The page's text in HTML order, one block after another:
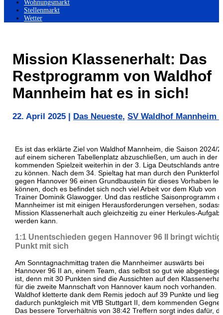
Wohnungsmarkt
Stellenmarkt
Wetter
Mission Klassenerhalt: Das
Restprogramm von Waldhof
Mannheim hat es in sich!
22. April 2025 Das Neueste, SV Waldhof Mannheim
Es ist das erklärte Ziel von Waldhof Mannheim, die Saison 2024/
auf einem sicheren Tabellenplatz abzuschließen, um auch in der
kommenden Spielzeit weiterhin in der 3. Liga Deutschlands
zu können. Nach dem 34. Spieltag hat man durch den Punkterfolg
gegen Hannover 96 einen Grundbaustein für dieses Vorhaben
können, doch es befindet sich noch viel Arbeit vor dem Klub von
Trainer Dominik Glawogger. Und das restliche Saisonprogramm
Mannheimer ist mit einigen Herausforderungen versehen, sodass
Mission Klassenerhalt auch gleichzeitig zu einer Herkules-
werden kann.
1:1 Unentschieden gegen Hannover 96 II bringt
Punkt mit sich
Am Sonntagnachmittag traten die Mannheimer auswärts bei
Hannover 96 II an, einem Team, das selbst so gut wie
ist, denn mit 30 Punkten sind die Aussichten auf den
für die zweite Mannschaft von Hannover kaum noch vorhanden.
Waldhof kletterte dank dem Remis jedoch auf 39 Punkte und liegt
dadurch punktgleich mit VfB Stuttgart II, dem kommenden
Das bessere Torverhältnis von 38:42 Treffern sorgt indes dafür,